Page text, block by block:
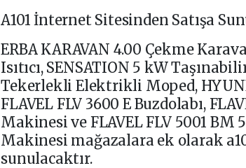
A101 İnternet Sitesinden Satışa
ERBA KARAVAN 4.00 Çekme
Isıtıcı, SENSATION 5 kW
Tekerlekli Elektrikli Moped,
FLAVEL FLV 3600 E Buzdolabı,
Makinesi ve FLAVEL FLV 5001 BM
Makinesi mağazalara ek olarak
sunulacaktır.